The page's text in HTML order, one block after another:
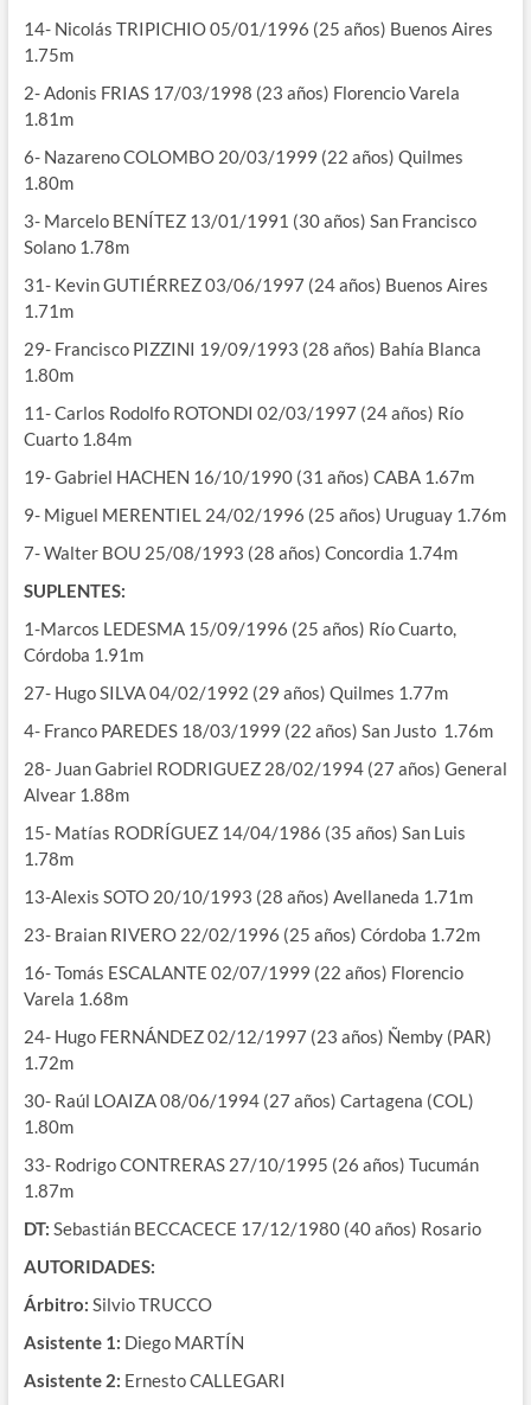
14- Nicolás TRIPICHIO 05/01/1996 (25 años) Buenos Aires
1.75m
2- Adonis FRIAS 17/03/1998 (23 años) Florencio Varela
1.81m
6- Nazareno COLOMBO 20/03/1999 (22 años) Quilmes
1.80m
3- Marcelo BENÍTEZ 13/01/1991 (30 años) San Francisco
Solano 1.78m
31- Kevin GUTIÉRREZ 03/06/1997 (24 años) Buenos Aires
1.71m
29- Francisco PIZZINI 19/09/1993 (28 años) Bahía Blanca
1.80m
11- Carlos Rodolfo ROTONDI 02/03/1997 (24 años) Río
Cuarto 1.84m
19- Gabriel HACHEN 16/10/1990 (31 años) CABA 1.67m
9- Miguel MERENTIEL 24/02/1996 (25 años) Uruguay 1.76m
7- Walter BOU 25/08/1993 (28 años) Concordia 1.74m
SUPLENTES:
1-Marcos LEDESMA 15/09/1996 (25 años) Río Cuarto,
Córdoba 1.91m
27- Hugo SILVA 04/02/1992 (29 años) Quilmes 1.77m
4- Franco PAREDES 18/03/1999 (22 años) San Justo 1.76m
28- Juan Gabriel RODRIGUEZ 28/02/1994 (27 años) General
Alvear 1.88m
15- Matías RODRÍGUEZ 14/04/1986 (35 años) San Luis
1.78m
13-Alexis SOTO 20/10/1993 (28 años) Avellaneda 1.71m
23- Braian RIVERO 22/02/1996 (25 años) Córdoba 1.72m
16- Tomás ESCALANTE 02/07/1999 (22 años) Florencio
Varela 1.68m
24- Hugo FERNÁNDEZ 02/12/1997 (23 años) Ñemby (PAR)
1.72m
30- Raúl LOAIZA 08/06/1994 (27 años) Cartagena (COL)
1.80m
33- Rodrigo CONTRERAS 27/10/1995 (26 años) Tucumán
1.87m
DT: Sebastián BECCACECE 17/12/1980 (40 años) Rosario
AUTORIDADES:
Árbitro: Silvio TRUCCO
Asistente 1: Diego MARTÍN
Asistente 2: Ernesto CALLEGARI